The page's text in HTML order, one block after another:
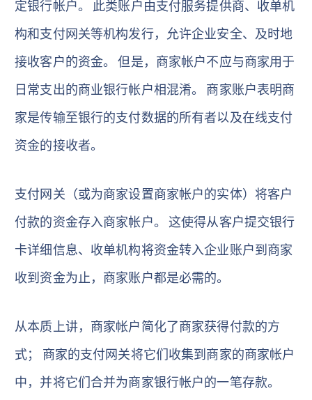
定银行帐户。 此类账户由支付服务提供商、收单机
构和支付网关等机构发行，允许企业安全、及时地
接收客户的资金。 但是，商家帐户不应与商家用于
日常支出的商业银行帐户相混淆。 商家账户表明商
家是传输至银行的支付数据的所有者以及在线支付
资金的接收者。
支付网关（或为商家设置商家帐户的实体）将客户
付款的资金存入商家帐户。 这使得从客户提交银行
卡详细信息、收单机构将资金转入企业账户到商家
收到资金为止，商家账户都是必需的。
从本质上讲，商家帐户简化了商家获得付款的方
式； 商家的支付网关将它们收集到商家的商家帐户
中，并将它们合并为商家银行帐户的一笔存款。